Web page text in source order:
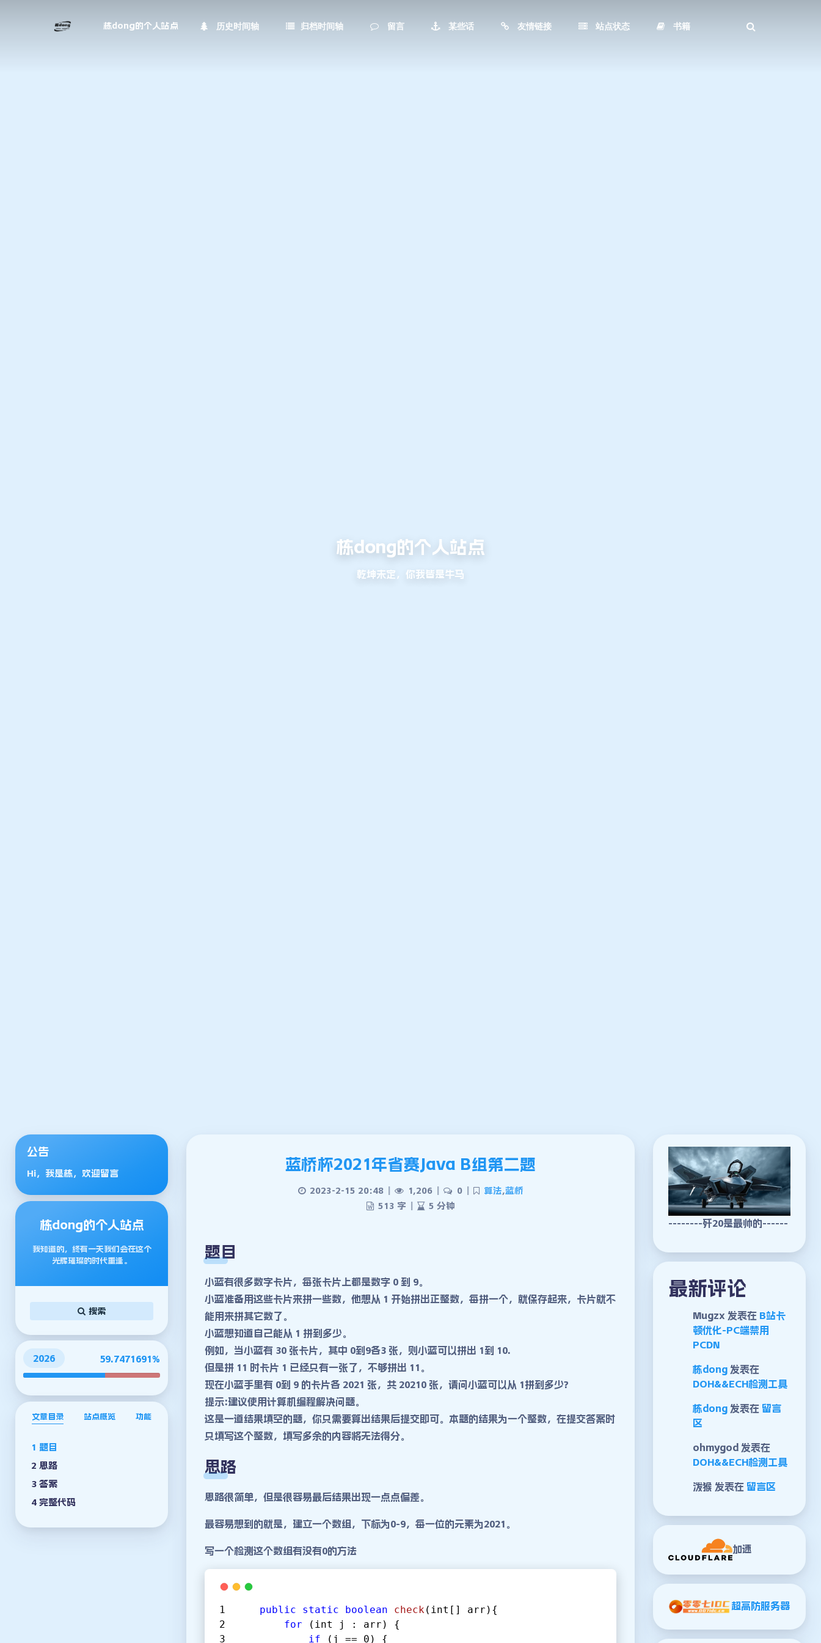
栋dong的个人站点 历史时间轴 归档时间轴 留言 某些话 友情链接 站点状态 书籍
栋dong的个人站点
乾坤未定，你我皆是牛马
公告
Hi，我是栋，欢迎留言
栋dong的个人站点
我知道的，终有一天我们会在这个
光辉璀璨的时代重逢。
搜索
2026 59.7471723%
文章目录 站点概览 功能
题目
思路
答案
完整代码
--------歼20是最帅的------
最新评论
Mugzx 发表在 B站卡
顿优化-PC端禁用
PCDN
栋dong 发表在
DOH&&ECH检测工具
栋dong 发表在 留言
区
ohmygod 发表在
DOH&&ECH检测工具
泼猴 发表在 留言区
加速
超高防服务器
蓝桥杯2021年省赛Java B组第二题
2023-2-15 20:48 1,206 0 算法,蓝桥
513 字
5 分钟
题目
小蓝有很多数字卡片，每张卡片上都是数字 0 到 9。
小蓝准备用这些卡片来拼一些数，他想从 1 开始拼出正整数，每拼一个，就保存起来，卡片就不
能用来拼其它数了。
小蓝想知道自己能从 1 拼到多少。
例如，当小蓝有 30 张卡片，其中 0到9各3 张，则小蓝可以拼出 1到 10.
但是拼 11 时卡片 1 已经只有一张了，不够拼出 11。
现在小蓝手里有 0到 9 的卡片各 2021 张，共 20210 张，请问小蓝可以从 1拼到多少?
提示:建议使用计算机编程解决问题。
这是一道结果填空的题，你只需要算出结果后提交即可。本题的结果为一个整数，在提交答案时
只填写这个整数，填写多余的内容将无法得分。
思路
思路很简单，但是很容易最后结果出现一点点偏差。
最容易想到的就是，建立一个数组，下标为0-9，每一位的元素为2021。
写一个检测这个数组有没有0的方法
public static boolean check( int[] arr ) {
for (int j : arr) {
if (j == 0 ) {